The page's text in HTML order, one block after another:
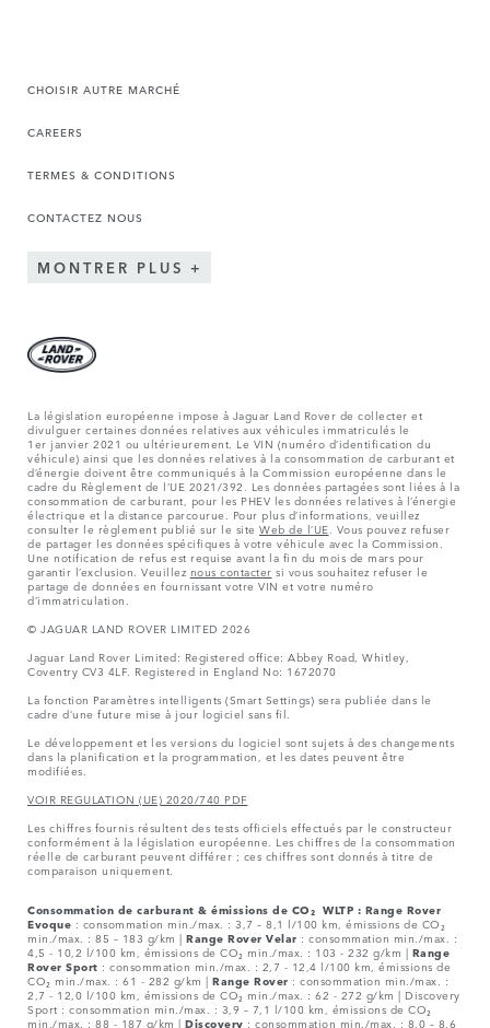
CHOISIR AUTRE MARCHÉ
CAREERS
TERMES & CONDITIONS
CONTACTEZ NOUS
MONTRER PLUS
La législation européenne impose à Jaguar Land Rover de collecter et
divulguer certaines données relatives aux véhicules immatriculés le
1er janvier 2021 ou ultérieurement. Le VIN (numéro d’identification du
véhicule) ainsi que les données relatives à la consommation de carburant et
d’énergie doivent être communiqués à la Commission européenne dans le
cadre du Règlement de l’UE 2021/392. Les données partagées sont liées à la
consommation de carburant, pour les PHEV les données relatives à l’énergie
électrique et la distance parcourue. Pour plus d’informations, veuillez
consulter le règlement publié sur le site Web de l’UE . Vous pouvez refuser
de partager les données spécifiques à votre véhicule avec la Commission.
Une notification de refus est requise avant la fin du mois de mars pour
garantir l’exclusion. Veuillez nous contacter si vous souhaitez refuser le
partage de données en fournissant votre VIN et votre numéro
d’immatriculation.
© JAGUAR LAND ROVER LIMITED 2026
Jaguar Land Rover Limited: Registered office: Abbey Road, Whitley,
Coventry CV3 4LF. Registered in England No: 1672070
La fonction Paramètres intelligents (Smart Settings) sera publiée dans le
cadre d’une future mise à jour logiciel sans fil.
Le développement et les versions du logiciel sont sujets à des changements
dans la planification et la programmation, et les dates peuvent être
modifiées.
VOIR REGULATION (UE) 2020/740 PDF
Les chiffres fournis résultent des tests officiels effectués par le constructeur
conformément à la législation européenne. Les chiffres de la consommation
réelle de carburant peuvent différer ; ces chiffres sont donnés à titre de
comparaison uniquement.
Consommation de carburant & émissions de CO₂ WLTP : Range Rover
Evoque : consommation min./max. : 3,7 – 8,1 l/100 km, émissions de CO₂
min./max. : 85 – 183 g/km | Range Rover Velar : consommation min./max. :
4,5 - 10,2 l/100 km, émissions de CO₂ min./max. : 103 - 232 g/km | Range
Rover Sport : consommation min./max. : 2,7 - 12,4 l/100 km, émissions de
CO₂ min./max. : 61 - 282 g/km | Range Rover : consommation min./max. :
2,7 - 12,0 l/100 km, émissions de CO₂ min./max. : 62 - 272 g/km | Discovery
Sport : consommation min./max. : 3,9 – 7,1 l/100 km, émissions de CO₂
min./max. : 88 - 187 g/km | Discovery : consommation min./max. : 8,0 – 8,6